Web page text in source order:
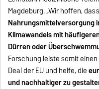
Magdeburg. „Wir hoffen,
Nahrungsmittelversorgung
Klimawandels mit
Dürren oder
Forschung leiste somit
Deal der EU und helfe, die
und nachhaltiger zu